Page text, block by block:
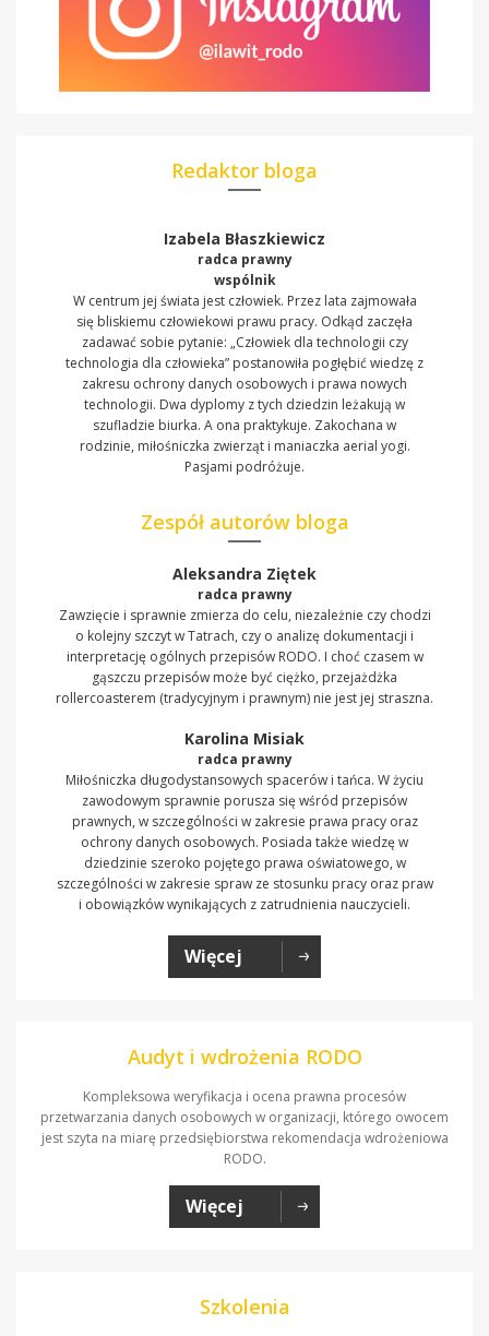
Redaktor bloga
Izabela Błaszkiewicz
radca prawny
wspólnik
W centrum jej świata jest człowiek. Przez lata zajmowała
się bliskiemu człowiekowi prawu pracy. Odkąd zaczęła
zadawać sobie pytanie: „Człowiek dla technologii czy
technologia dla człowieka” postanowiła pogłębić wiedzę z
zakresu ochrony danych osobowych i prawa nowych
technologii. Dwa dyplomy z tych dziedzin leżakują w
szufladzie biurka. A ona praktykuje. Zakochana w
rodzinie, miłośniczka zwierząt i maniaczka aerial yogi.
Pasjami podróżuje.
Zespół autorów bloga
Aleksandra Ziętek
radca prawny
Zawzięcie i sprawnie zmierza do celu, niezależnie czy chodzi
o kolejny szczyt w Tatrach, czy o analizę dokumentacji i
interpretację ogólnych przepisów RODO. I choć czasem w
gąszczu przepisów może być ciężko, przejażdżka
rollercoasterem (tradycyjnym i prawnym) nie jest jej straszna.
Karolina Misiak
radca prawny
Miłośniczka długodystansowych spacerów i tańca. W życiu
zawodowym sprawnie porusza się wśród przepisów
prawnych, w szczególności w zakresie prawa pracy oraz
ochrony danych osobowych. Posiada także wiedzę w
dziedzinie szeroko pojętego prawa oświatowego, w
szczególności w zakresie spraw ze stosunku pracy oraz praw
i obowiązków wynikających z zatrudnienia nauczycieli.
Więcej
Audyt i wdrożenia RODO
Kompleksowa weryfikacja i ocena prawna procesów
przetwarzania danych osobowych w organizacji, którego owocem
jest szyta na miarę przedsiębiorstwa rekomendacja wdrożeniowa
RODO.
Więcej
Szkolenia